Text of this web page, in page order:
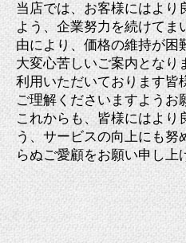
当店では、お客様にはより
よう、企業努力を続けてま
由により、価格の維持が困
大変心苦しいご案内となり
利用いただいております皆
ご理解くださいますようお
これからも、皆様にはより
う、サービスの向上にも努
らぬご愛顧をお願い申し上